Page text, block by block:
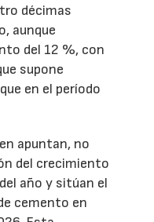
décimas
aunque
del 12 %, con
supone
en el período
apuntan, no
del crecimiento
año y sitúan el
cemento en